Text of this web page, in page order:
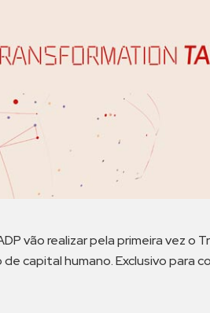
vão realizar pela primeira vez
capital humano. Exclusivo para